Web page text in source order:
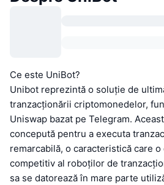
Ce este UniBot?
Unibot reprezintă o soluție de
tranzacționării criptomonedelor,
Uniswap bazat pe Telegram.
concepută pentru a executa
remarcabilă, o caracteristică care
competitiv al roboților de
sa se datorează în mare parte